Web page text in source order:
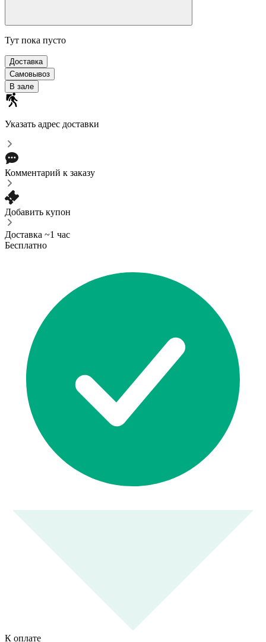
Тут пока пусто
Доставка
Самовывоз
В зале
Указать адрес доставки
Комментарий к заказу
Добавить купон
Доставка ~1 час
Бесплатно
К оплате